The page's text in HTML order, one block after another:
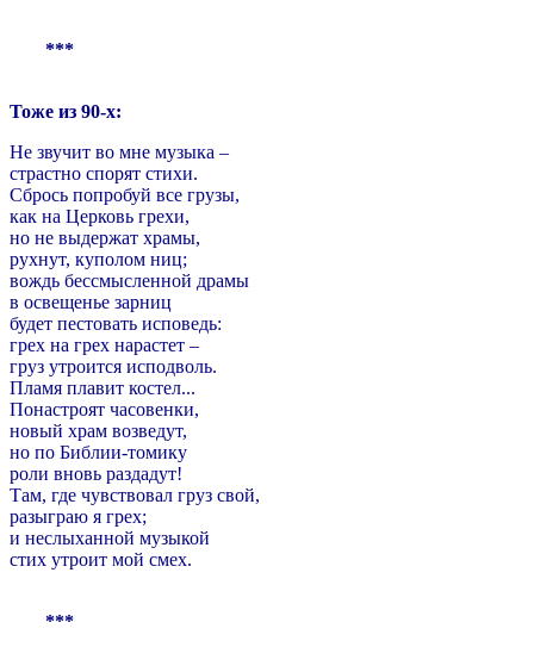
***
Тоже из 90-х:
Не звучит во мне музыка –
страстно спорят стихи.
Сбрось попробуй все грузы,
как на Церковь грехи,
но не выдержат храмы,
рухнут, куполом ниц;
вождь бессмысленной драмы
в освещенье зарниц
будет пестовать исповедь:
грех на грех нарастет –
груз утроится исподволь.
Пламя плавит костел...
Понастроят часовенки,
новый храм возведут,
но по Библии-томику
роли вновь раздадут!
Там, где чувствовал груз свой,
разыграю я грех;
и неслыханной музыкой
стих утроит мой смех.
***